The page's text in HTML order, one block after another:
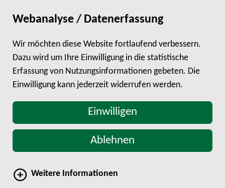
Webanalyse / Datenerfassung
Wir möchten diese Website fortlaufend verbessern.
Dazu wird um Ihre Einwilligung in die statistische
Erfassung von Nutzungsinformationen gebeten. Die
Einwilligung kann jederzeit widerrufen werden.
Einwilligen
Ablehnen
Weitere Informationen